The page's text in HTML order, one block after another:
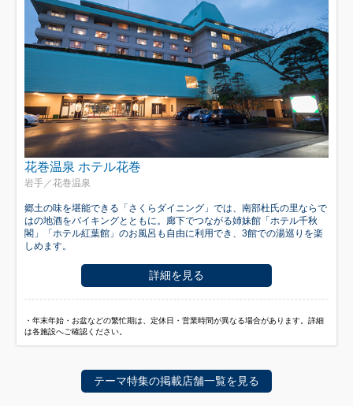
花巻温泉 ホテル花巻
岩手／花巻温泉
郷土の味を堪能できる「さくらダイニング」では、南部杜氏の里ならで
はの地酒をバイキングとともに。廊下でつながる姉妹館「ホテル千秋
閣」「ホテル紅葉館」のお風呂も自由に利用でき、3館での湯巡りを楽
しめます。
詳細を見る
・年末年始・お盆などの繁忙期は、定休日・営業時間が異なる場合があります。詳細
は各施設へご確認ください。
テーマ特集の掲載店舗一覧を見る